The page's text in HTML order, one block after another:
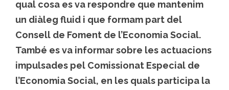
qual cosa es va respondre que mantenim
un diàleg fluid i que formam part del
Consell de Foment de l’Economia Social.
També es va informar sobre les actuacions
impulsades pel Comissionat Especial de
l’Economia Social, en les quals participa la